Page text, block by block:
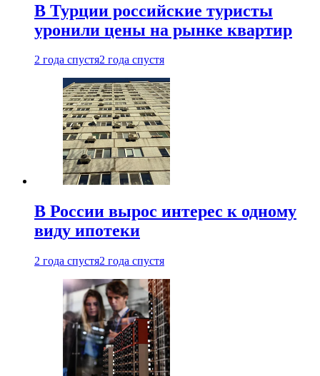
В Турции российские туристы
уронили цены на рынке квартир
2 года спустя2 года спустя
В России вырос интерес к одному
виду ипотеки
2 года спустя2 года спустя